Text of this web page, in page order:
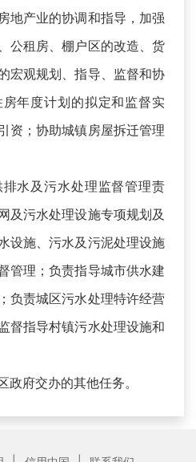
产业的协调和指导，加强
公租房、棚户区的改造、货
宏观规划、指导、监督和协
年度计划的拟定和监督实
资；协助城镇房屋拆迁管理
水及污水处理监督管理责
及污水处理设施专项规划及
设施、污水及污泥处理设施
管理；负责指导城市供水建
负责城区污水处理特许经营
督指导村镇污水处理设施和
府交办的其他任务。